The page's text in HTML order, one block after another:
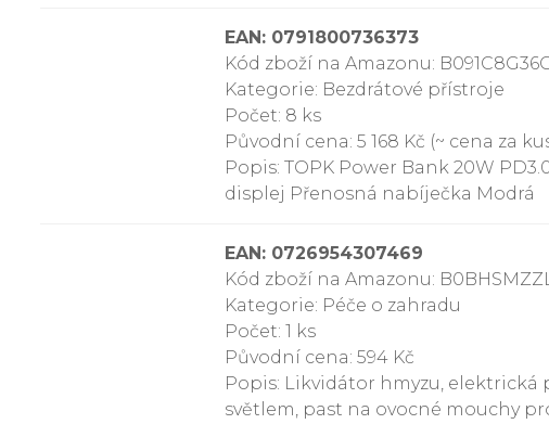
EAN: 0791800736373
Kód zboží na Amazonu:
Kategorie: Bezdrátové přístroje
Počet: 8 ks
Původní cena: 5 168 Kč (~ cena za
Popis: TOPK Power Bank 20W
displej Přenosná nabíječka Modrá
EAN: 0726954307469
Kód zboží na Amazonu:
Kategorie: Péče o zahradu
Počet: 1 ks
Původní cena: 594 Kč
Popis: Likvidátor hmyzu,
světlem, past na ovocné mouchy